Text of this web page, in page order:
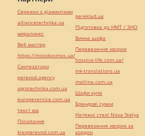
Сережки з діамантами
alliancetechnika.ua
миралинкс
Веб мастер
https://motokosmos.ua/
Синтезатори
perevod.agency
agrotechnika.com.ua
europeservice.com.ua
текст юа
Посилання
kievperevod.com.ua
pereklad.ua
Підготовка до НМТ / ЗНО
Винна шафа
Перевезення хворих
hospice-life.com.ua/
mk-translations.ua
maltina.com.ua
Шафи купе
Брендові сумки
Натяжні стелі Nova Stelya
Перевезення хворих за
кордон